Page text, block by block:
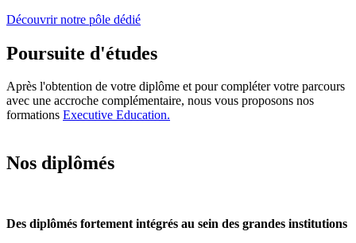
Découvrir notre pôle dédié
Poursuite d'études
Après l'obtention de votre diplôme et pour compléter votre parcours
avec une accroche complémentaire, nous vous proposons nos
formations Executive Education.
Nos diplômés
Des diplômés fortement intégrés au sein des grandes institutions